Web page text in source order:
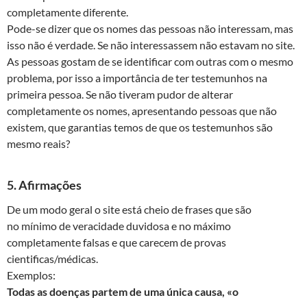
completamente diferente.
Pode-se dizer que os nomes das pessoas não interessam, mas
isso não é verdade. Se não interessassem não estavam no site.
As pessoas gostam de se identificar com outras com o mesmo
problema, por isso a importância de ter testemunhos na
primeira pessoa. Se não tiveram pudor de alterar
completamente os nomes, apresentando pessoas que não
existem, que garantias temos de que os testemunhos são
mesmo reais?
5. Afirmações
De um modo geral o site está cheio de frases que são
no mínimo de veracidade duvidosa e no máximo
completamente falsas e que carecem de provas
cientificas/médicas.
Exemplos:
Todas as doenças partem de uma única causa, «o